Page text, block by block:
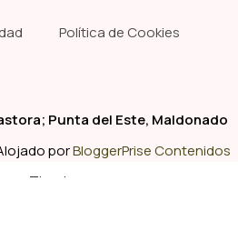
Política de Cookies
Punta del Este, Maldonado
porBloggerPrise Contenidos
Tienda